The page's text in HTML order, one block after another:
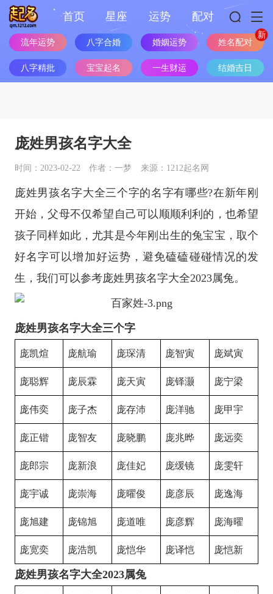
首页 星座 运势 配对
流年运势 八字合婚 婚姻运势 姓名配对
八字精批 宝宝起名 一生财运 结婚吉日
庞姓男孩名字大全
时间：2023-02-22 作者：一梦 来源：1212起名网
庞姓男孩名字大全三个字的名字有哪些?在新年刚
开始，父母不仅希望自己可以顺顺利利的，也希望
孩子同样如此，尤其是今年刚出生的兔宝宝，取个
好名字可以增加好运势，避免磕磕碰碰情况的发
生，我们可以参考庞姓男孩名字大全2023属兔。
庞姓男孩名字大全三个字
庞凯煊 庞航瑜 庞琛清 庞智寅 庞斌寅
庞聪辉 庞辰霖 庞天寅 庞铎灏 庞宁梁
庞伟奕 庞子杰 庞存沛 庞洋驰 庞甲宇
庞正锴 庞智友 庞晓鹏 庞兆晔 庞远奕
庞郎宗 庞新浪 庞佳妃 庞缓镜 庞雯轩
庞宇诚 庞崇海 庞曜俊 庞彦辰 庞逸海
庞旭建 庞锦旭 庞道唯 庞彦辉 庞海曜
庞宽奕 庞浩凯 庞恺华 庞译恺 庞恺新
庞姓男孩名字大全2023属兔